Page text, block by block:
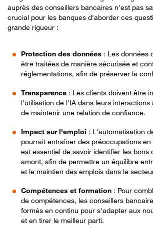
auprès des conseillers bancaires n'est pas
crucial pour les banques d'aborder ces
grande rigueur :
Protection des données : Les données
être traitées de manière sécurisée et
réglementations, afin de préserver la
Transparence : Les clients doivent être
l'utilisation de l'IA dans leurs interactions
de maintenir une relation de confiance.
Impact sur l'emploi : L'automatisation
pourrait entraîner des préoccupations
est essentiel de savoir identifier les bons
amont, afin de permettre un équilibre
et le maintien des emplois dans le
Compétences et formation : Pour
de compétences, les conseillers
formés en continu pour s'adapter aux
et en tirer le meilleur parti.